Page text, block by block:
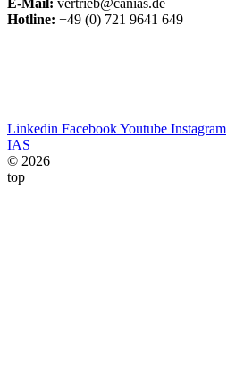
E-Mail: vertrieb@canias.de
Hotline: +49 (0) 721 9641 649
Linkedin FacebookYoutube Instagram
IAS
© 2026
top